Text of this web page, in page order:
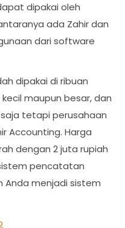
dipakai oleh
ada Zahir dan
dari software
dipakai di ribuan
maupun besar, dan
tetapi perusahaan
Accounting. Harga
dengan 2 juta rupiah
pencatatan
Anda menjadi sistem